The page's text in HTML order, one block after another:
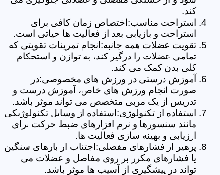
کند.
استراحت مناسب:اختصاص زمان کافی برای
استراحت و بازیابی بعد از فعالیت ها حیاتی است.
تقویت عضلات همه جانبه:انجام تمرینات تقویتی که
تمامی عضلات را درگیر کند، به توازن و استحکام
کلی بدن کمک می کند.
آموزش درستی در ورزش های مخصوصی:در
صورت انجام ورزش های خاص، آموزش درست و
تدریس از یک مربی متخصص می تواند موثر باشد.
استفاده از تکنولوژی:استفاده از وسایل تکنولوژیکی
مانند سنسورها و نرم افزارهای ضبط حرکت برای
ارزیابی و بهینه سازی فعالیت ها.
پرهیز از فشارهای مفصلی:اجتناب از بارهای سنگین
یا فشارهای مکرر بر روی مفاصل و عضلات می
تواند در پیشگیری از آسیب ها موثر باشد.